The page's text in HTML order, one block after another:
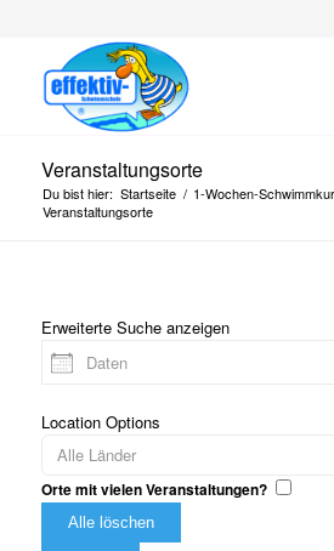
Veranstaltungsorte
Du bist hier: Startseite / 1-Wochen-
Veranstaltungsorte
Erweiterte Suche anzeigen
Location Options
Orte mit vielen Veranstaltungen?
Alle löschen